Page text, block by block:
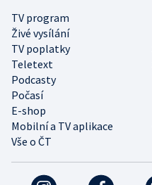
TV program
Živé vysílání
TV poplatky
Teletext
Podcasty
Počasí
E-shop
Mobilní a TV aplikace
Vše o ČT